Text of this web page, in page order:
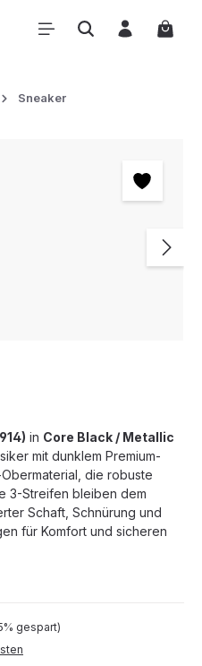
Sneaker
in Core Black / Metallic
mit dunklem Premium-
die robuste
3-Streifen bleiben dem
Schaft, Schnürung und
für Komfort und sicheren
gespart)